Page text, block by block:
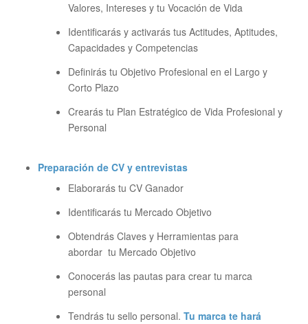
Valores, Intereses y tu Vocación de Vida
Identificarás y activarás tus Actitudes, Aptitudes,
Capacidades y Competencias
Definirás tu Objetivo Profesional en el Largo y
Corto Plazo
Crearás tu Plan Estratégico de Vida Profesional y
Personal
Preparación de CV y entrevistas
Elaborarás tu CV Ganador
Identificarás tu Mercado Objetivo
Obtendrás Claves y Herramientas para
abordar tu Mercado Objetivo
Conocerás las pautas para crear tu marca
personal
Tendrás tu sello personal. Tu marca te hará